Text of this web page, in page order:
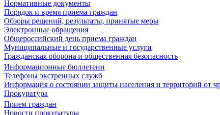
Нормативные документы
Порядок и время приема граждан
Обзоры решений, результаты, принятые меры
Электронные обращения
Общероссийский день приема граждан
Муниципальные и государственные услуги
Гражданская оборона и общественная безопасность
Информационные бюллетени
Телефоны экстренных служб
Информация о состоянии защиты населения и территорий от
Прокуратура
Прием граждан
Новости прокуратуры